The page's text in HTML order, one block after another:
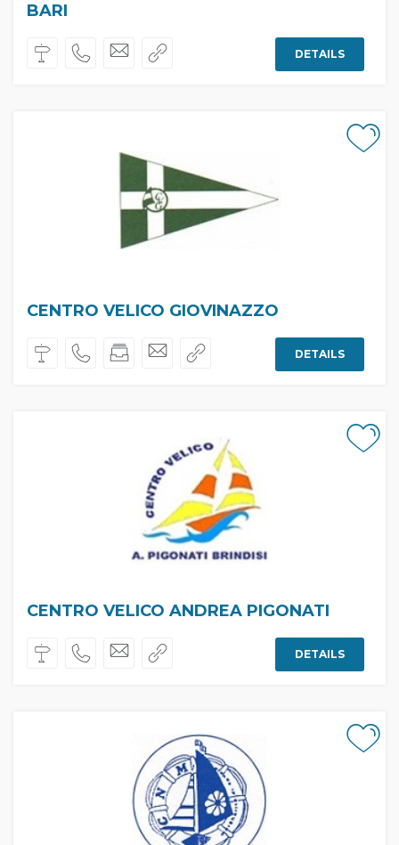
BARI
DETAILS
CENTRO VELICO GIOVINAZZO
DETAILS
CENTRO VELICO ANDREA PIGONATI
DETAILS